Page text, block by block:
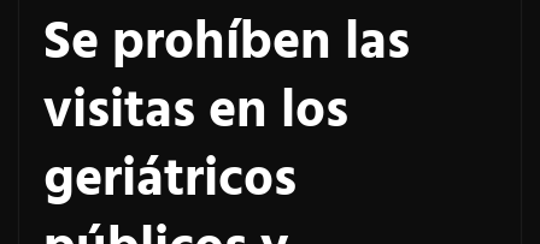
Se prohíben las
visitas en los
geriátricos